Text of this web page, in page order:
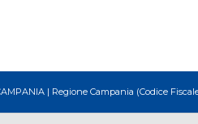
| Regione Campania (Codice Fiscale